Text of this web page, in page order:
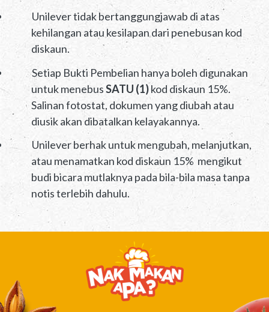
Unilever tidak bertanggungjawab di atas
kehilangan atau kesilapan dari penebusan kod
diskaun.
Setiap Bukti Pembelian hanya boleh digunakan
untuk menebusSATU (1)kod diskaun 15%.
Salinan fotostat, dokumen yang diubah atau
diusik akan dibatalkan kelayakannya.
Unilever berhak untuk mengubah, melanjutkan,
atau menamatkan kod diskaun 15% mengikut
budi bicara mutlaknya pada bila-bila masa tanpa
notis terlebih dahulu.